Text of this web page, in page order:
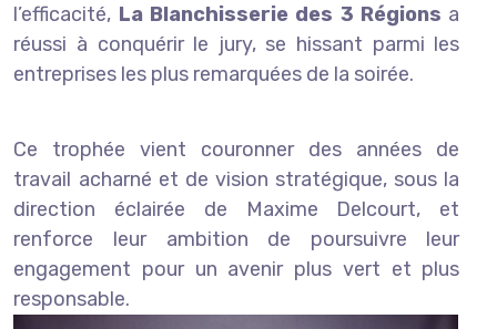
l’efficacité, La Blanchisserie des 3 Régions a
réussi à conquérir le jury, se hissant parmi les
entreprises les plus remarquées de la soirée.
Ce trophée vient couronner des années de
travail acharné et de vision stratégique, sous la
direction éclairée de Maxime Delcourt, et
renforce leur ambition de poursuivre leur
engagement pour un avenir plus vert et plus
responsable.